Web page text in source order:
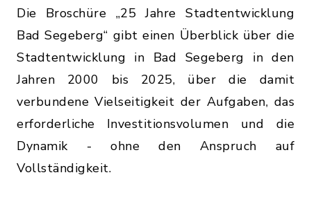
Die Broschüre „25 Jahre Stadtentwicklung
Bad Segeberg“ gibt einen Überblick über die
Stadtentwicklung in Bad Segeberg in den
Jahren 2000 bis 2025, über die damit
verbundene Vielseitigkeit der Aufgaben, das
erforderliche Investitionsvolumen und die
Dynamik - ohne den Anspruch auf
Vollständigkeit.